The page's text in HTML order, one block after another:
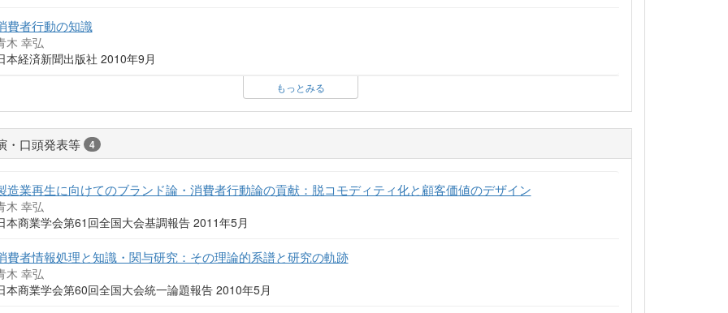
費者行動の知識
木 幸弘
本経済新聞出版社 2010年9月
もっとみる
・口頭発表等 4
造業再生に向けてのブランド論・消費者行動論の貢献：脱コモディティ化と顧客価値のデザイン
木 幸弘
本商業学会第61回全国大会基調報告 2011年5月
費者情報処理と知識・関与研究：その理論的系譜と研究の軌跡
木 幸弘
本商業学会第60回全国大会統一論題報告 2010年5月